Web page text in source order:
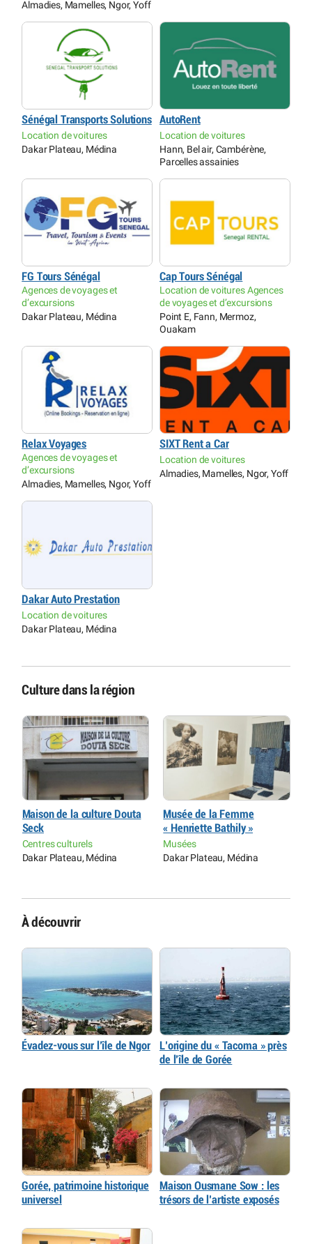
Almadies, Mamelles, Ngor, Yoff
Sénégal Transports Solutions
Location de voitures
Dakar Plateau, Médina
AutoRent
Location de voitures
Hann, Bel air, Cambérène,
Parcelles assainies
FG Tours Sénégal
Agences de voyages et
d’excursions
Dakar Plateau, Médina
Cap Tours Sénégal
Location de voitures Agences
de voyages et d’excursions
Point E, Fann, Mermoz,
Ouakam
Relax Voyages
Agences de voyages et
d’excursions
Almadies, Mamelles, Ngor, Yoff
SIXT Rent a Car
Location de voitures
Almadies, Mamelles, Ngor, Yoff
Dakar Auto Prestation
Location de voitures
Dakar Plateau, Médina
Culture dans la région
Maison de la culture Douta
Seck
Centres culturels
Dakar Plateau, Médina
Musée de la Femme
« Henriette Bathily »
Musées
Dakar Plateau, Médina
À découvrir
Évadez-vous sur l’île de Ngor
L’origine du « Tacoma » près
de l’île de Gorée
Gorée, patrimoine historique
universel
Maison Ousmane Sow : les
trésors de l’artiste exposés